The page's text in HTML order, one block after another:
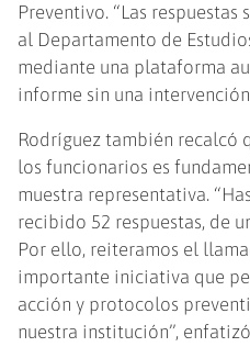
Preventivo. “Las
al Departamento de
mediante una plataforma
informe sin una
Rodríguez también recalcó
los funcionarios es
muestra representativa.
recibido 52 respuestas, de
Por ello, reiteramos el
importante iniciativa que
acción y protocolos
nuestra institución”,